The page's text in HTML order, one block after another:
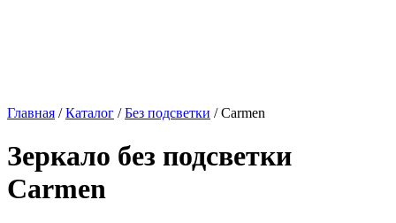
Главная /Каталог /Без подсветки /Carmen
Зеркало без подсветки
Carmen